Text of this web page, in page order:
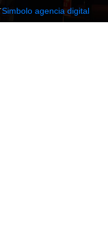
Simbolo agencia digital